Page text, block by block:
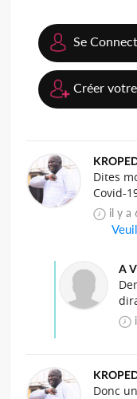
Se
Créer
Dites
Covid-
il y
A
Donc